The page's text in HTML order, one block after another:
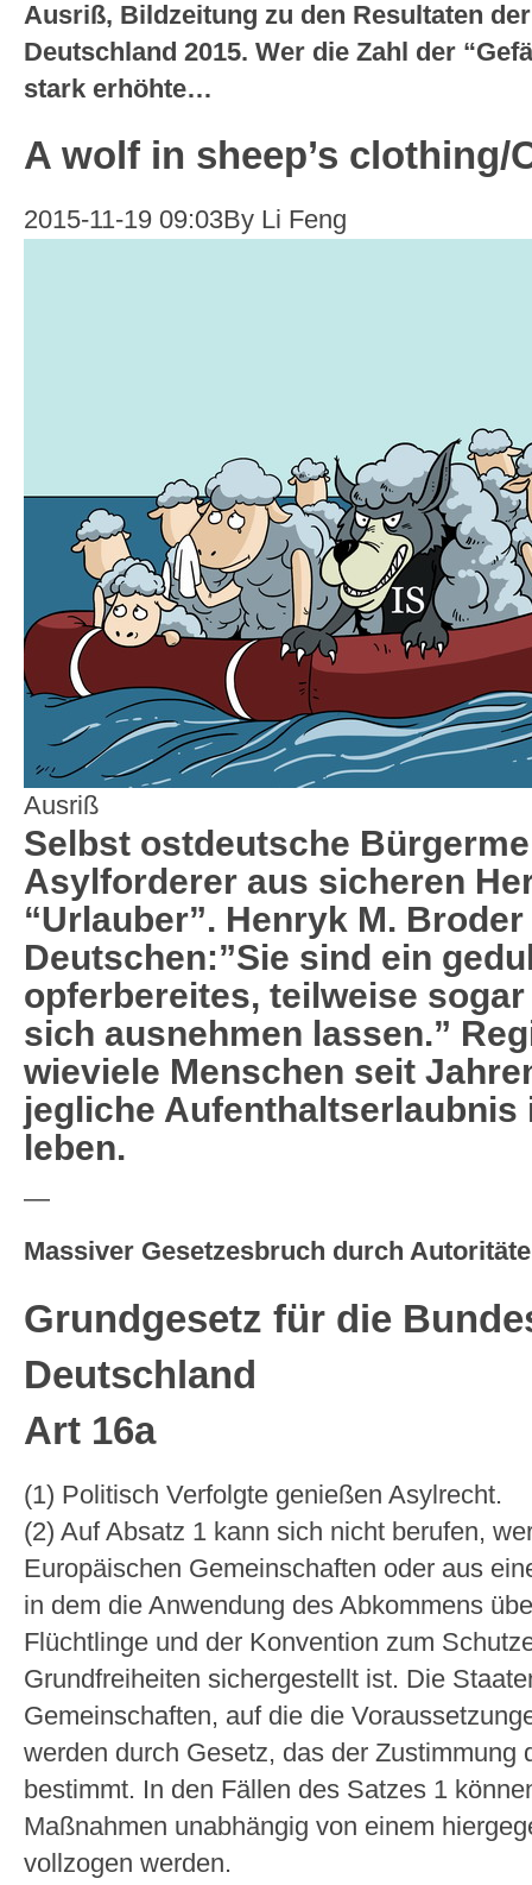
Ausriß, Bildzeitung zu den Resultaten
Deutschland 2015. Wer die Zahl der
stark erhöhte…
A wolf in sheep’s clothing/
2015-11-19 09:03By Li Feng
Ausriß
Selbst ostdeutsche
Asylforderer aus sicheren
“Urlauber”. Henryk M.
Deutschen:”Sie sind ein
opferbereites, teilweise
sich ausnehmen lassen.”
wieviele Menschen seit
jegliche Aufenthaltserlaubnis
leben.
—
Massiver Gesetzesbruch durch
Grundgesetz für die
Deutschland
Art 16a
(1) Politisch Verfolgte genießen Asylrecht.
(2) Auf Absatz 1 kann sich nicht berufen,
Europäischen Gemeinschaften oder aus
in dem die Anwendung des Abkommens
Flüchtlinge und der Konvention zum
Grundfreiheiten sichergestellt ist. Die
Gemeinschaften, auf die die
werden durch Gesetz, das der Zustimmung
bestimmt. In den Fällen des Satzes 1
Maßnahmen unabhängig von einem
vollzogen werden.